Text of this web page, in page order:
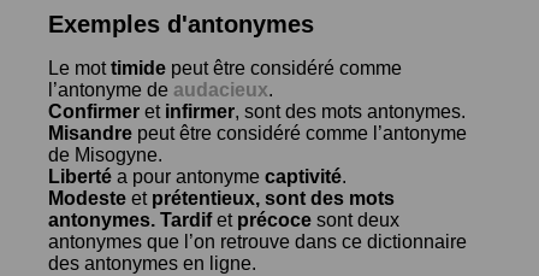
Exemples d'antonymes
Le mottimide peut être considéré comme
l’antonyme de audacieux.
Confirmer et infirmer, sont des mots antonymes.
Misandre peut être considéré comme l’antonyme
de Misogyne.
Liberté a pour antonyme captivité.
Modeste et prétentieux, sont des mots
antonymes. Tardifet précoce sont deux
antonymes que l’on retrouve dans ce dictionnaire
des antonymes en ligne.